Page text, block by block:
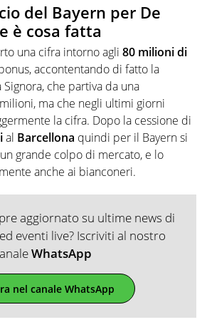
del Bayern per De
è cosa fatta
una cifra intorno agli 80 milioni di
accontentando di fatto la
che partiva da una
ma che negli ultimi giorni
la cifra. Dopo la cessione di
al Barcellona quindi per il Bayern si
grande colpo di mercato, e lo
anche ai bianconeri.
aggiornato su ultime news di
eventi live? Iscriviti al nostro
WhatsApp
nel canale WhatsApp